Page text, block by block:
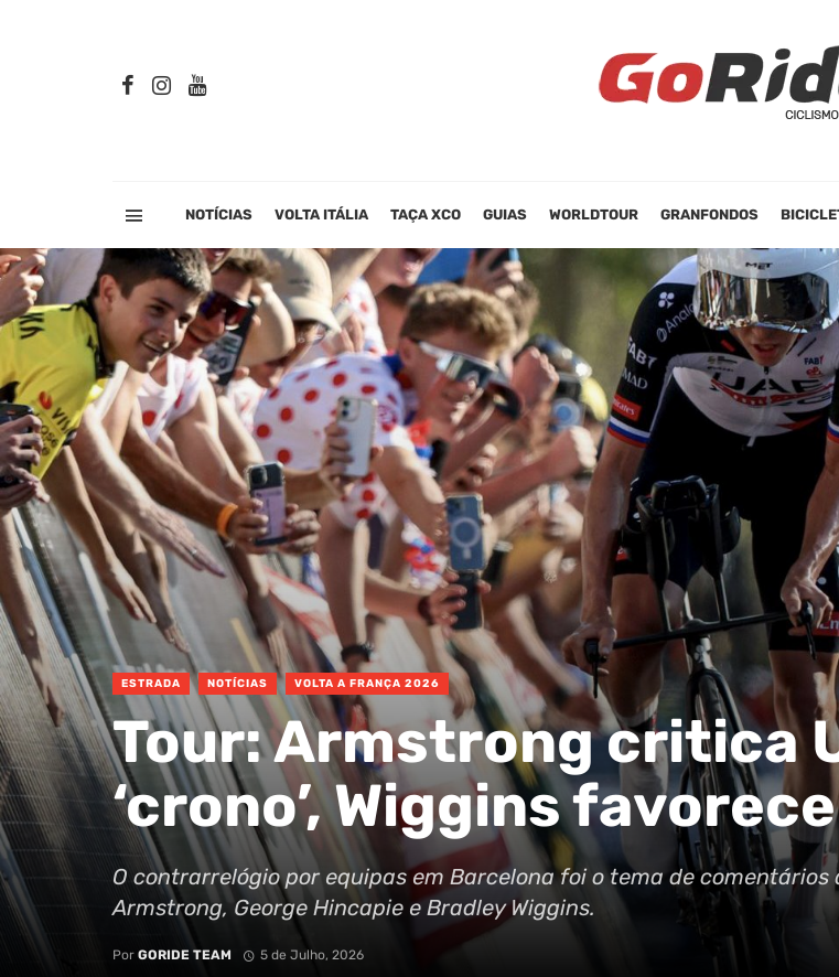
NOTÍCIAS VOLTA ITÁLIA TAÇA XCO GUIAS WORLDTOUR GRANFONDOS
ESTRADA NOTÍCIAS VOLTA A FRANÇA 2026
Tour: Armstrong critica
‘crono’, Wiggins
O contrarrelógio por equipas em Barcelona foi o tema de comentários
Armstrong, George Hincapie e Bradley Wiggins.
Por GORIDE TEAM 5 de Julho, 2026